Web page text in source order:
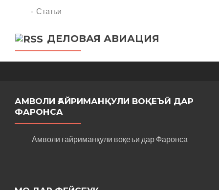
Статьи
ДЕЛОВАЯ АВИАЦИЯ
АМВОЛИ ҒАЙРИМАНҚУЛИ ВОҚЕЪӢ ДАР
ФАРОНСА
Амволи ғайриманқули воқеъӣ дар Фаронса